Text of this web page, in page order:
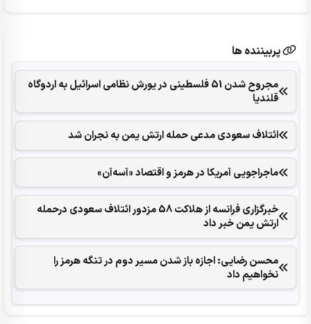
پربیننده ها
مجروح شدن 51 فلسطینی در یورش نظامی اسرائیل به اردوگاه
قلندیا
ائتلاف سعودی مدعی حمله ارتش یمن به نجران شد
ماجراجویی آمریکا در هرمز و اقتصاد «آسه‌آن»
خبرگزاری فرانسه از هلاکت 58 مزدور ائتلاف سعودی درحمله
ارتش یمن خبر داد
محسن رضایی: اجازه باز شدن مسیر دوم در تنگه هرمز را
نخواهیم داد